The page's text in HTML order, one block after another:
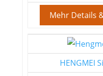
Mehr Details
HENGMEI